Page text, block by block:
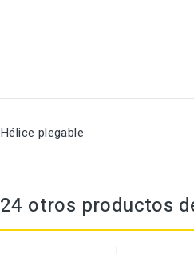
Hélice plegable
24 otros productos